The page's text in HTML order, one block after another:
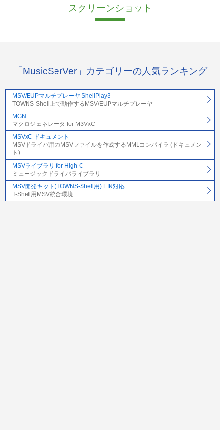
スクリーンショット
「MusicSerVer」カテゴリーの人気ランキング
MSV/EUPマルチプレーヤ ShellPlay3
TOWNS-Shell上で動作するMSV/EUPマルチプレーヤ
MGN
マクロジェネレータ for MSVxC
MSVxC ドキュメント
MSVドライバ用のMSVファイルを作成するMMLコンパイラ (ドキュメン
ト)
MSVライブラリ for High-C
ミュージックドライバライブラリ
MSV開発キット(TOWNS-Shell用) EIN対応
T-Shell用MSV統合環境